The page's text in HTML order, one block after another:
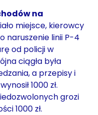
na
miejsce, kierowcy
naruszenie linii P-4
od policji w
ciągła była
a przepisy i
1000 zł.
grozi
1000 zł.